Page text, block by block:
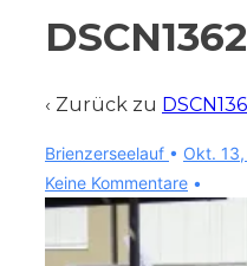
DSCN1362
‹ Zurück zu
Brienzerseelauf • Okt.
Keine Kommentare